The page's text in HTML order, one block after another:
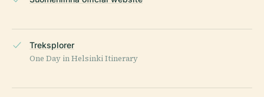
Treksplorer
One Day in Helsinki Itinerary